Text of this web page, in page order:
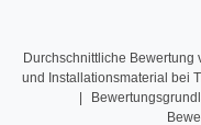
Durchschnittliche Bewertung
und Installationsmaterial bei